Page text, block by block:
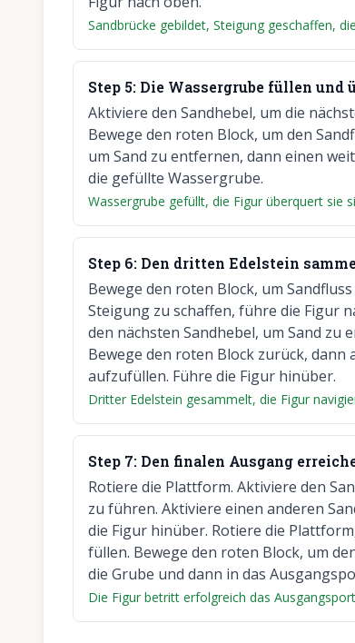
Sandbrücke gebildet, Steigung geschaffen,
Step 5: Die Wassergrube füllen und
Aktiviere den Sandhebel, um die
Bewege den roten Block, um den
um Sand zu entfernen, dann einen
die gefüllte Wassergrube.
Wassergrube gefüllt, die Figur überquert sie
Step 6: Den dritten Edelstein
Bewege den roten Block, um
Steigung zu schaffen, führe die Figur
den nächsten Sandhebel, um Sand zu
Bewege den roten Block zurück, dann
aufzufüllen. Führe die Figur hinüber.
Dritter Edelstein gesammelt, die Figur
Step 7: Den finalen Ausgang
Rotiere die Plattform. Aktiviere den
zu führen. Aktiviere einen anderen
die Figur hinüber. Rotiere die
füllen. Bewege den roten Block, um
die Grube und dann in das
Die Figur betritt erfolgreich das